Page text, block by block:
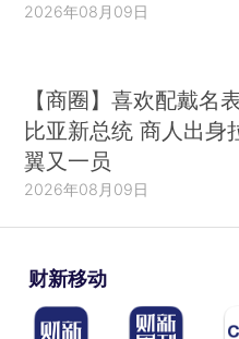
2026年08月09日
【商圈】喜欢配戴名
比亚新总统 商人出身
翼又一员
2026年08月09日
财新移动